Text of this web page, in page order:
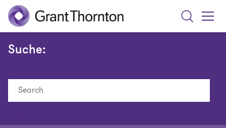
Search
Menu
Suche: